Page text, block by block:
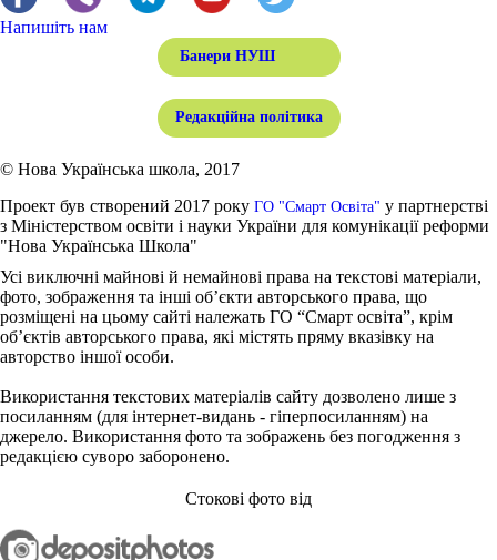
Напишіть нам
Банери НУШ
Редакційна політика
© Нова Українська школа, 2017
Проект був створений 2017 року ГО "Смарт Освіта" у партнерстві
з Міністерством освіти і науки України для комунікації реформи
"Нова Українська Школа"
Усі виключні майнові й немайнові права на текстові матеріали,
фото, зображення та інші об’єкти авторського права, що
розміщені на цьому сайті належать ГО “Смарт освіта”, крім
об’єктів авторського права, які містять пряму вказівку на
авторство іншої особи.
Використання текстових матеріалів сайту дозволено лише з
посиланням (для інтернет-видань - гіперпосиланням) на
джерело. Використання фото та зображень без погодження з
редакцією суворо заборонено.
Стокові фото від